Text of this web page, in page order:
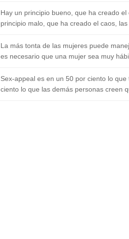
Hay un principio bueno, que ha creado
principio malo, que ha creado el caos, las
La más tonta de las mujeres puede
es necesario que una mujer sea muy
Sex-appeal es en un 50 por ciento lo
ciento lo que las demás personas creen